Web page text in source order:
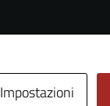
Impostazioni